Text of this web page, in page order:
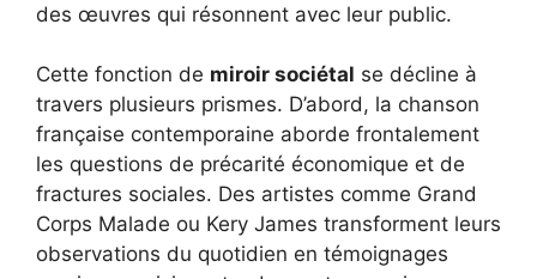
des œuvres qui résonnent avec leur public.
Cette fonction de miroir sociétal se décline à
travers plusieurs prismes. D’abord, la chanson
française contemporaine aborde frontalement
les questions de précarité économique et de
fractures sociales. Des artistes comme Grand
Corps Malade ou Kery James transforment leurs
observations du quotidien en témoignages